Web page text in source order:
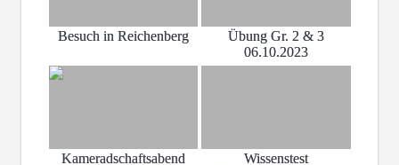
Besuch in Reichenberg
Übung Gr. 2 & 3
06.10.2023
Kameradschaftsabend
Wissenstest